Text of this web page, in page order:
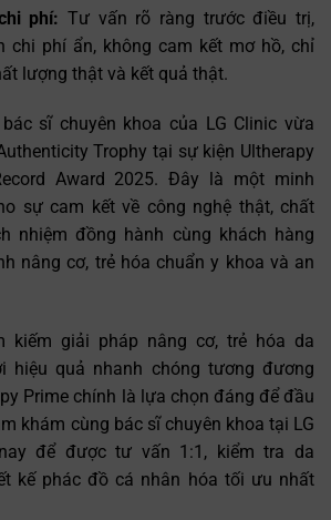
phí: Tư vấn rõ ràng trước điều trị,
chi phí ẩn, không cam kết mơ hồ, chỉ
lượng thật và kết quả thật.
sĩ chuyên khoa của LG Clinic vừa
Trophy tại sự kiện Ultherapy
Award 2025. Đây là một minh
sự cam kết về công nghệ thật, chất
nhiệm đồng hành cùng khách hàng
nâng cơ, trẻ hóa chuẩn y khoa và an
kiếm giải pháp nâng cơ, trẻ hóa da
hiệu quả nhanh chóng tương đương
Prime chính là lựa chọn đáng để đầu
khám cùng bác sĩ chuyên khoa tại LG
để được tư vấn 1:1, kiểm tra da
kế phác đồ cá nhân hóa tối ưu nhất